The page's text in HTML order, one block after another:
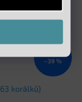
–39 %
korálků)